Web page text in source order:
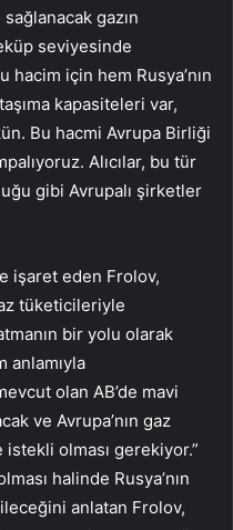
gazın
seviyesinde
için hem Rusya’nın
kapasiteleri var,
Bu hacmi Avrupa Birliği
Alıcılar, bu tür
gibi Avrupalı ​​şirketler
işaret eden Frolov,
tüketicileriyle
bir yolu olarak
anlamıyla
olan AB’de mavi
ve Avrupa’nın gaz
istekli olması gerekiyor.”
halinde Rusya’nın
anlatan Frolov,